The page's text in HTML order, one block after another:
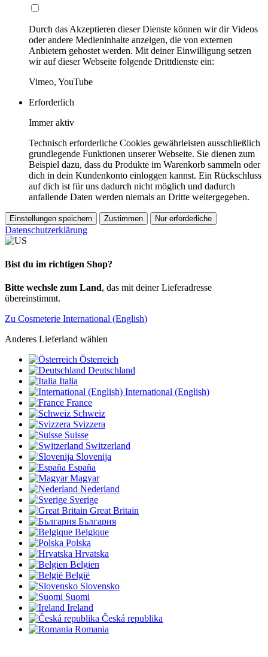
Durch das Akzeptieren dieser Dienste können wir dir Videos
oder andere Medieninhalte anzeigen, die von externen
Anbietern gehostet werden. Mit deiner Einwilligung setzen
wir auf dieser Webseite folgende Drittdienste ein:
Vimeo, YouTube
Erforderlich
Immer aktiv
Technisch erforderliche Cookies gewährleisten ausschließlich
grundlegende Funktionen unserer Webseite. Sie dienen zum
Beispiel dazu, dass du Produkte im Warenkorb sammeln oder
dich in dein Kundenkonto einloggen kannst. Ein Rückschluss
auf dich ist für uns dadurch nicht möglich und dadurch
anfallende Daten werden niemals an Dritte weitergegeben.
Einstellungen speichern Zustimmen Nur erforderliche
Datenschutzerklärung
Bist du im richtigen Shop?
Bitte wechsle zum Land, das mit deiner Lieferadresse
übereinstimmt.
Zu Cosmeterie International (English)
Anderes Lieferland wählen
Österreich
Deutschland
Italia
International (English)
France
Schweiz
Svizzera
Suisse
Switzerland
Slovenija
España
Magyar
Nederland
Sverige
Great Britain
България
Belgique
Polska
Hrvatska
Belgien
België
Slovensko
Suomi
Ireland
Česká republika
Romania